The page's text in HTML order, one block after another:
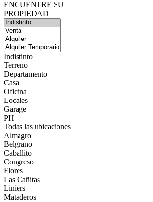
ENCUENTRE SU
PROPIEDAD
Indistinto
Terreno
Departamento
Casa
Oficina
Locales
Garage
PH
Todas las ubicaciones
Almagro
Belgrano
Caballito
Congreso
Flores
Las Cañitas
Liniers
Mataderos